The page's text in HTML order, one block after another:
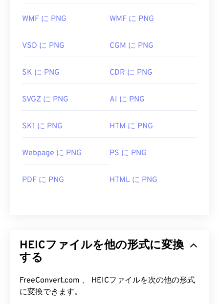
WMF に PNG WMF に PNG
VSD に PNG CGM に PNG
SK に PNG CDR に PNG
SVGZ に PNG AI に PNG
SK1 に PNG HTM に PNG
Webpage に PNG PS に PNG
PDF に PNG HTML に PNG
HEICファイルを他の形式に変換
する
FreeConvert.com 、 HEICファイルを次の他の形式
に変換できます。